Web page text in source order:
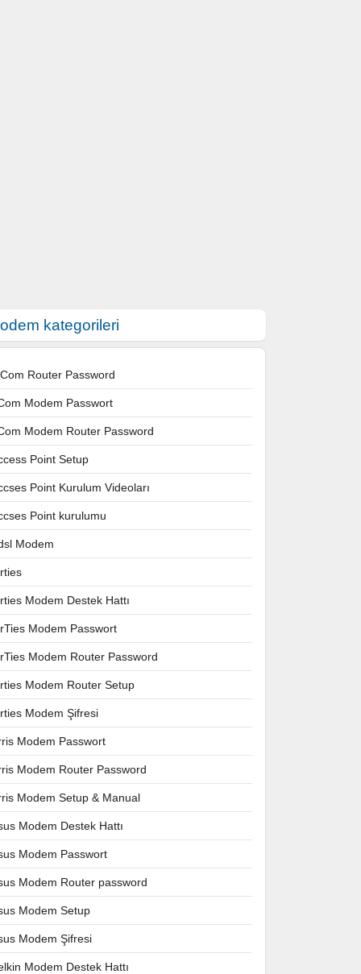
kategorileri
Router Password
Modem Passwort
Modem Router Password
Point Setup
Point Kurulum Videoları
Point kurulumu
Modem
Modem Destek Hattı
Modem Passwort
Modem Router Password
Modem Router Setup
Modem Şifresi
Modem Passwort
Modem Router Password
Modem Setup & Manual
Modem Destek Hattı
Modem Passwort
Modem Router password
Modem Setup
Modem Şifresi
Modem Destek Hattı